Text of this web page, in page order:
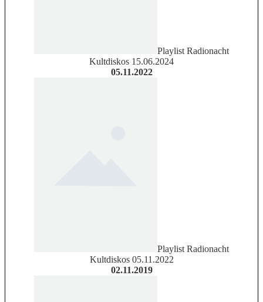
Playlist Radionacht
Kultdiskos 15.06.2024
05.11.2022
Playlist Radionacht
Kultdiskos 05.11.2022
02.11.2019